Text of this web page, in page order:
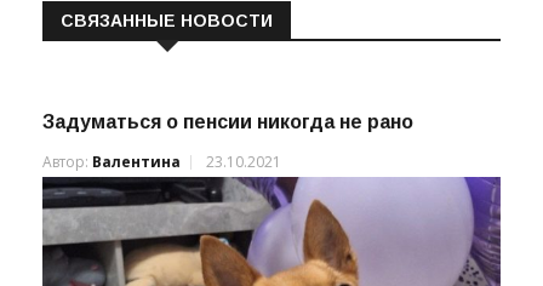
Задуматься о пенсии никогда не рано
Автор:Валентина 23.10.2021